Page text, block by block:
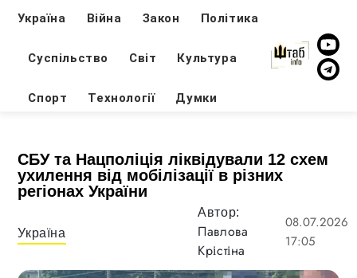
Україна Війна Закон Політика
Суспільство Світ Культура
Спорт Технології Думки
СБУ та Нацполіція ліквідували 12 схем
ухилення від мобілізації в різних
регіонах України
Україна
Автор:
Павлова
Крістіна
08.07.2026
17:05